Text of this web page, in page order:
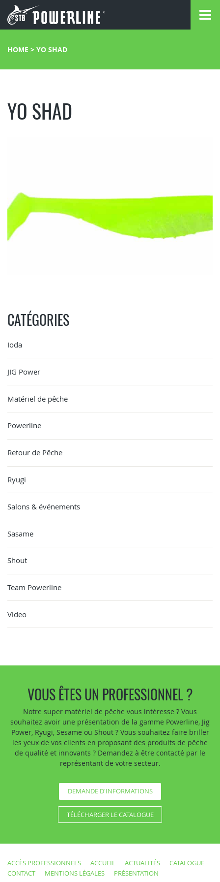
HOME > YO SHAD
YO SHAD
CATÉGORIES
Ioda
JIG Power
Matériel de pêche
Powerline
Retour de Pêche
Ryugi
Salons & événements
Sasame
Shout
Team Powerline
Video
VOUS ÊTES UN PROFESSIONNEL ?
Notre super matériel de pêche vous intéresse ? Vous
souhaitez avoir une présentation de la gamme Powerline, Jig
Power, Ryugi, Sesame ou Shout ? Vous souhaitez faire briller
les yeux de vos clients en proposant des produits de pêche
de qualité et innovants ? Demandez à être contacté par le
représentant de votre secteur.
DEMANDE D'INFORMATIONS
TÉLÉCHARGER LE CATALOGUE
ACCÈS PROFESSIONNELS ACCUEIL ACTUALITÉS
CATALOGUE
CONTACT
MENTIONS LÉGALES PRÉSENTATION